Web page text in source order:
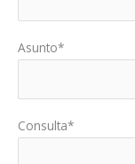
Asunto*
Consulta*